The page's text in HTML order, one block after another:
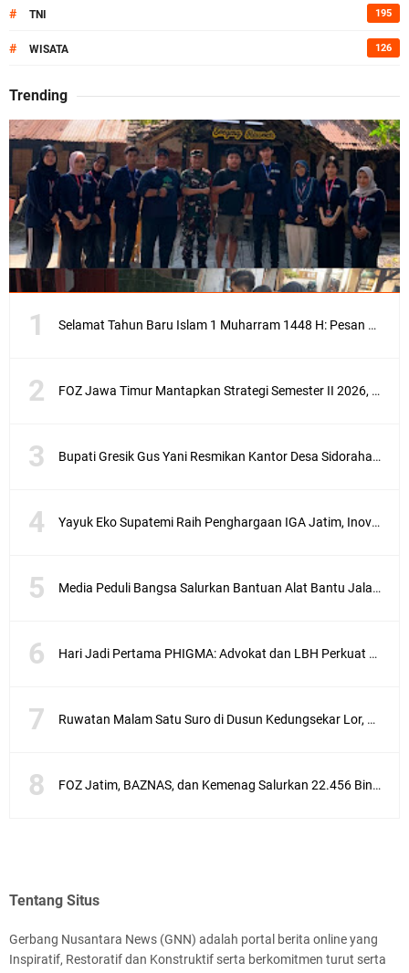
# TNI 195
# WISATA 126
Trending
Selamat Tahun Baru Islam 1 Muharram 1448 H: Pesan Hijrah Drs. H. Husnul Aqib, M.M. untuk Negeri
FOZ Jawa Timur Mantapkan Strategi Semester II 2026, Fokus pada Penguatan SDM Amil dan Kolaborasi BerdampakNarasi
Bupati Gresik Gus Yani Resmikan Kantor Desa Sidoraharjo: Simbol Komitmen Pelayanan Publik dan Kepedulian Sosial
Yayuk Eko Supatemi Raih Penghargaan IGA Jatim, Inovasi Wayang Kulit untuk Anak Berkebutuhan Khusus
Media Peduli Bangsa Salurkan Bantuan Alat Bantu Jalan untuk Lansia
Hari Jadi Pertama PHIGMA: Advokat dan LBH Perkuat Soliditas di Jakarta
Ruwatan Malam Satu Suro di Dusun Kedungsekar Lor, Tradisi Luhur yang Terus Istiqomah
FOZ Jatim, BAZNAS, dan Kemenag Salurkan 22.456 Bingkisan Lebaran Yatim Serentak di Berbagai Daerah di Jawa Timur
Tentang Situs
Gerbang Nusantara News (GNN) adalah portal berita online yang
Inspiratif, Restoratif dan Konstruktif serta berkomitmen turut serta